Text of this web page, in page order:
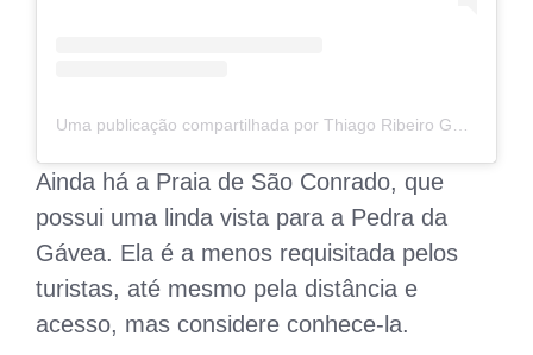
Ainda há a Praia de São Conrado, que
possui uma linda vista para a Pedra da
Gávea. Ela é a menos requisitada pelos
turistas, até mesmo pela distância e
acesso, mas considere conhece-la.